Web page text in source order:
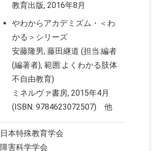
教育出版, 2016年8月
やわからアカデミズム・＜わ
かる＞シリーズ
安藤隆男, 藤田継道 (担当:編者
(編著者), 範囲:よくわかる肢体
不自由教育)
ミネルヴァ書房, 2015年4月
(ISBN: 9784623072507) 他
日本特殊教育学会
障害科学学会